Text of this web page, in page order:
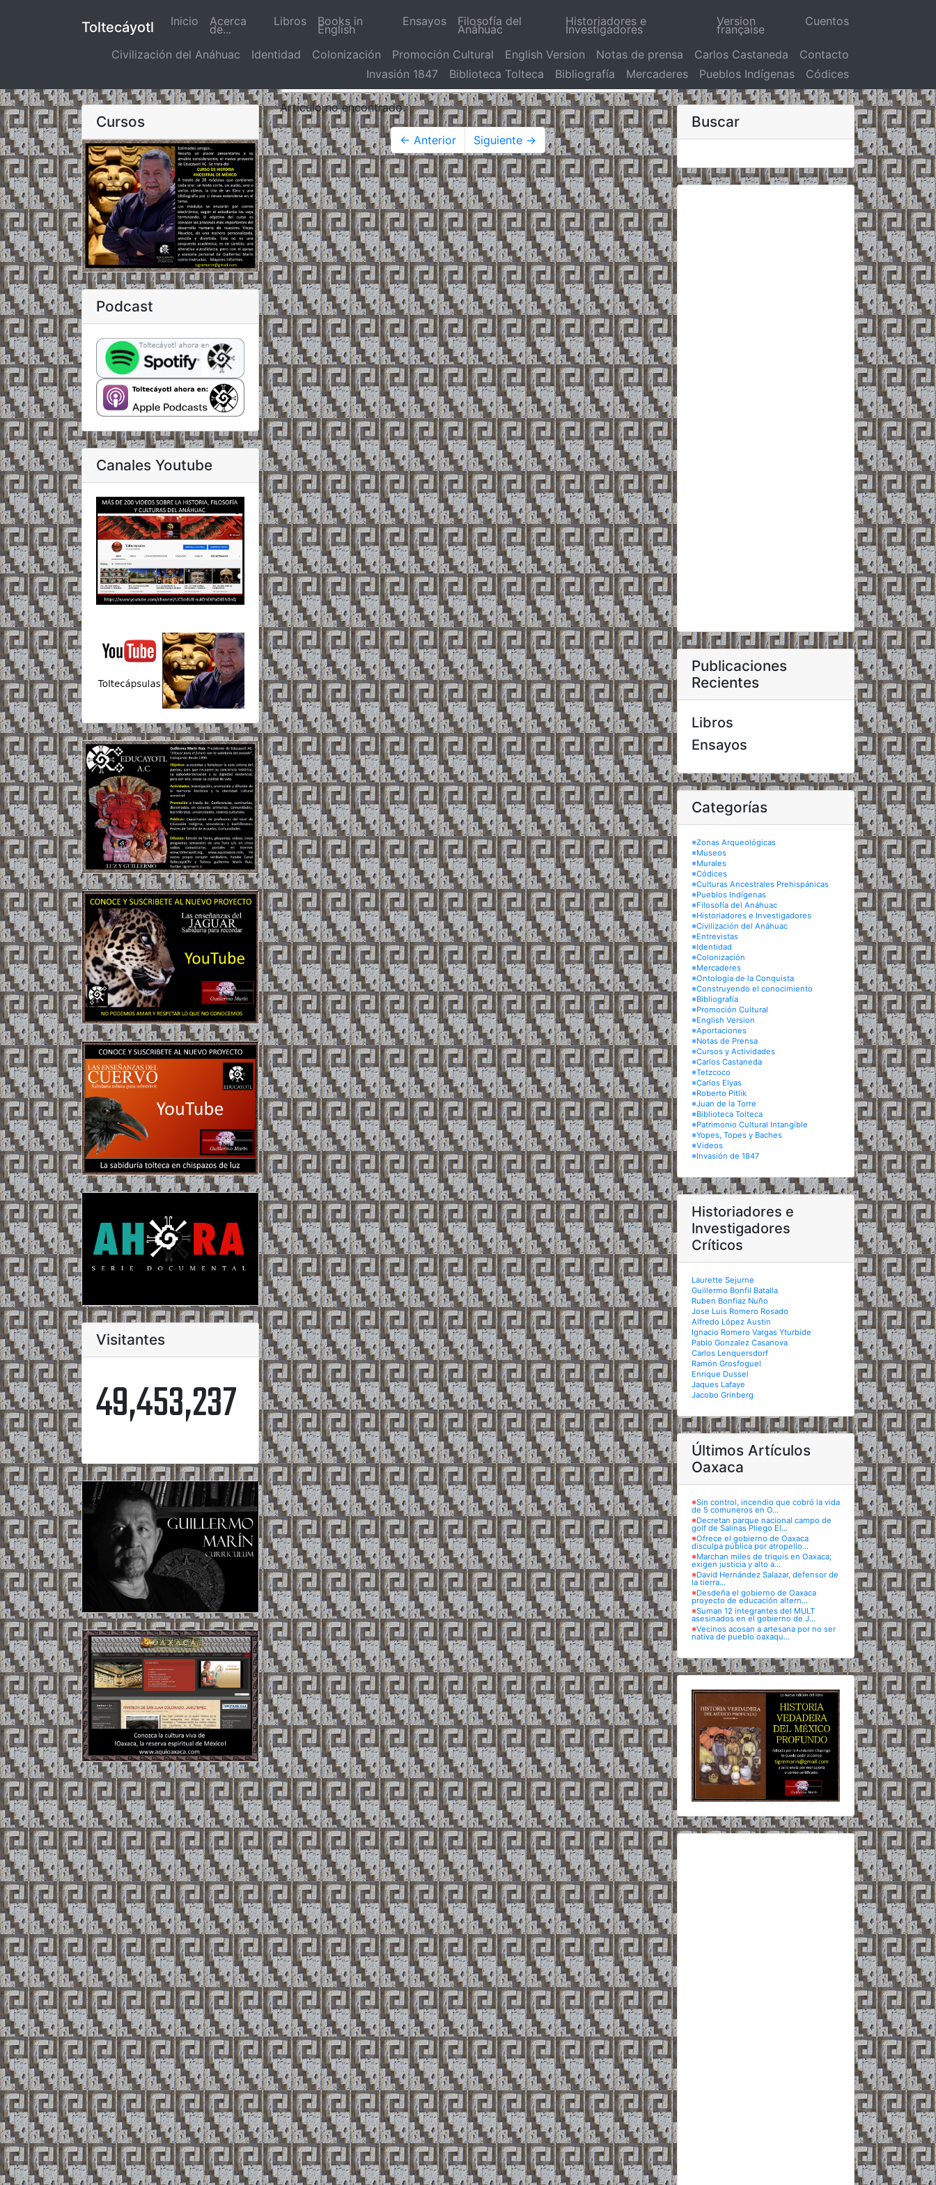
Toltecáyotl Inicio (actual)
Acerca
de...
Libros Books in
English
Ensayos Filosofía del
Anáhuac
Historiadores e
Investigadores
Version
française
Cuentos
Civilización del Anáhuac Identidad Colonización Promoción Cultural English Version Notas de prensa Carlos Castaneda
Contacto
Invasión 1847
Biblioteca Tolteca Bibliografía Mercaderes Pueblos Indígenas Códices
Cursos
Podcast
Canales Youtube
Visitantes
49,453,237
Artículo no encontrado.
← Anterior Siguiente →
Buscar
Publicaciones
Recientes
Libros
Ensayos
Categorías
※Zonas Arqueológicas
※Museos
※Murales
※Códices
※Culturas Ancestrales Prehispánicas
※Pueblos Indígenas
※Filosofía del Anáhuac
※Historiadores e Investigadores
※Civilización del Anáhuac
※Entrevistas
※Identidad
※Colonización
※Mercaderes
※Ontología de la Conquista
※Construyendo el conocimiento
※Bibliografía
※Promoción Cultural
※English Version
※Aportaciones
※Notas de Prensa
※Cursos y Actividades
※Carlos Castaneda
※Tetzcoco
※Carlos Elyas
※Roberto Pitlik
※Juan de la Torre
※Biblioteca Tolteca
※Patrimonio Cultural Intangible
※Yopes, Topes y Baches
※Videos
※Invasión de 1847
Historiadores e
Investigadores
Críticos
Laurette Sejurne
Guillermo Bonfil Batalla
Ruben Bonfiaz Nuño
Jose Luis Romero Rosado
Alfredo López Austin
Ignacio Romero Vargas Yturbide
Pablo Gonzalez Casanova
Carlos Lenquersdorf
Ramón Grosfoguel
Enrique Dussel
Jaques Lafaye
Jacobo Grinberg
Últimos Artículos
Oaxaca
※Sin control, incendio que cobró la vida
de 5 comuneros en O...
※Decretan parque nacional campo de
golf de Salinas Pliego El...
※Ofrece el gobierno de Oaxaca
disculpa pública por atropello...
※Marchan miles de triquis en Oaxaca;
exigen justicia y alto a...
※David Hernández Salazar, defensor de
la tierra...
※Desdeña el gobierno de Oaxaca
proyecto de educación altern...
※Suman 12 integrantes del MULT
asesinados en el gobierno de J...
※Vecinos acosan a artesana por no ser
nativa de pueblo oaxaqu...